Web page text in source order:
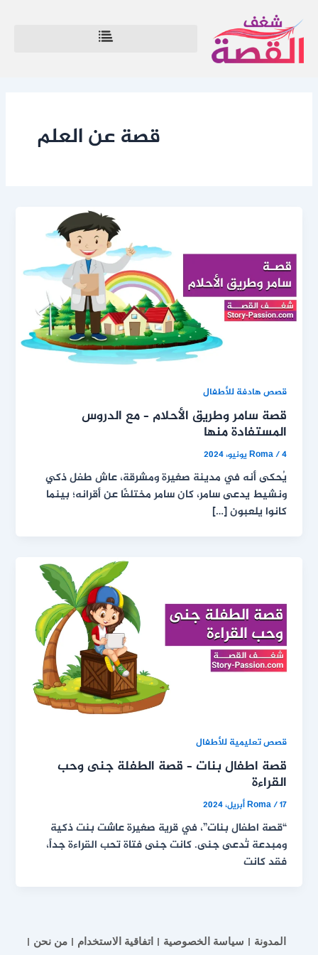
إلى
المحتوى
قصة عن العلم
قصص هادفة للأطفال
قصة سامر وطريق الأحلام – مع الدروس
المستفادة منها
Roma/4 يونيو، 2024
يُحكى أنه في مدينة صغيرة ومشرقة، عاش طفل ذكي
ونشيط يدعى سامر، كان سامر مختلفًا عن أقرانه؛ بينما
كانوا يلعبون […]
قصص تعليمية للأطفال
قصة اطفال بنات – قصة الطفلة جنى وحب
القراءة
Roma/17 أبريل، 2024
“قصة اطفال بنات”، في قرية صغيرة عاشت بنت ذكية
ومبدعة تُدعى جنى. كانت جنى فتاة تحب القراءة جداً،
فقد كانت
المدونة سياسة الخصوصية اتفاقية الاستخدام من نحن